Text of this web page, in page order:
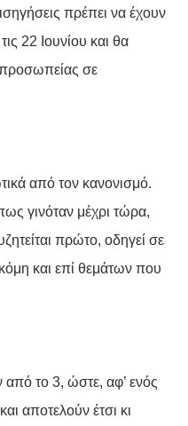
πρέπει να έχουν
22 Ιουνίου και θα
σε
από τον κανονισμό.
γινόταν μέχρι τώρα,
πρώτο, οδηγεί σε
και επί θεμάτων που
από το 3, ώστε, αφ’ ενός
αποτελούν έτσι κι